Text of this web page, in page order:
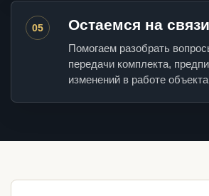
05 Остаемся на связи
Помогаем разобрать
передачи комплекта,
изменений в работе